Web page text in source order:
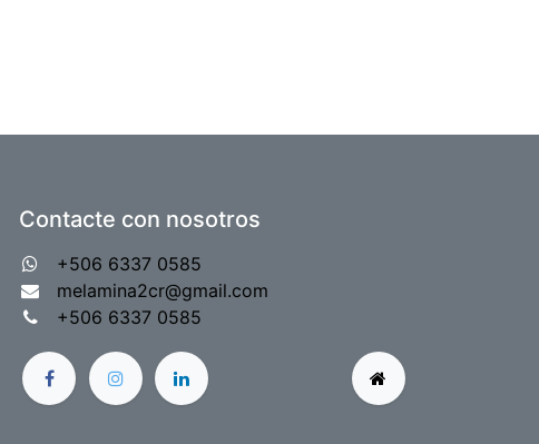
Contacte con nosotros
+506 6337 0585
melamina2cr@gmail.com
+506 6337 0585